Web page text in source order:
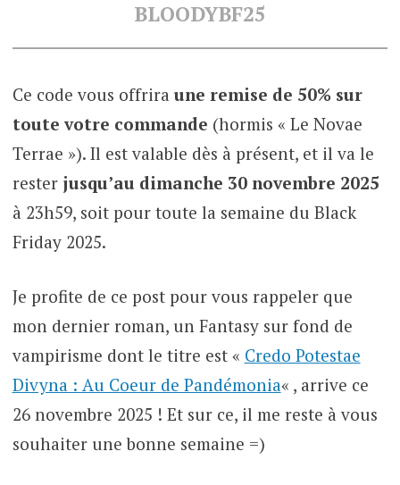
BLOODYBF25
Ce code vous offrira une remise de 50% sur
toute votre commande (hormis « Le Novae
Terrae »). Il est valable dès à présent, et il va le
rester jusqu’au dimanche 30 novembre 2025
à 23h59, soit pour toute la semaine du Black
Friday 2025.
Je profite de ce post pour vous rappeler que
mon dernier roman, un Fantasy sur fond de
vampirisme dont le titre est « Credo Potestae
Divyna : Au Coeur de Pandémonia« , arrive ce
26 novembre 2025 ! Et sur ce, il me reste à vous
souhaiter une bonne semaine =)